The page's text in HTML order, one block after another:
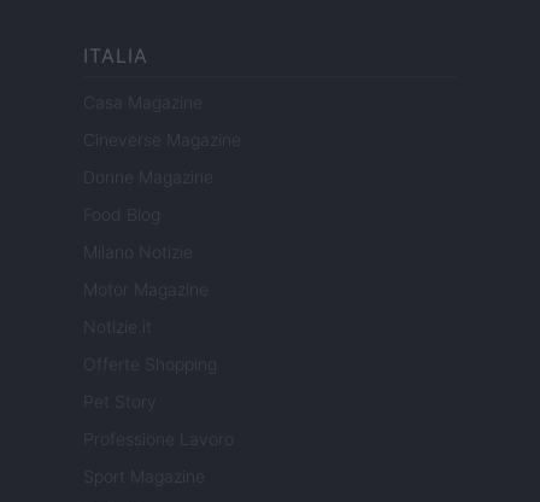
ITALIA
Casa Magazine
Cineverse Magazine
Donne Magazine
Food Blog
Milano Notizie
Motor Magazine
Notizie.it
Offerte Shopping
Professione Lavoro
Sport Magazine